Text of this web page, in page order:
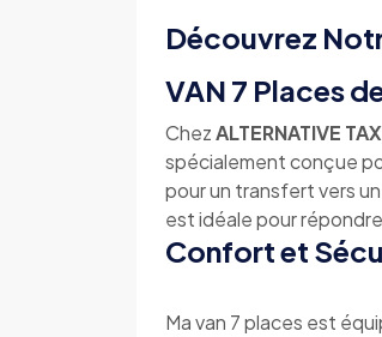
Découvrez
VAN 7 Places
ChezALTERNATIVE
spécialement conçue
pour un transfert vers
est idéale pour
Confort et
Ma van 7 places est